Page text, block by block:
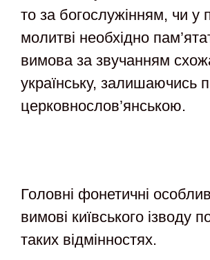
то за богослужінням, чи у
молитві необхідно
вимова за звучанням
українську, залишаючись
церковнослов’янською.
Головні фонетичні
вимові київського ізводу
таких відмінностях.